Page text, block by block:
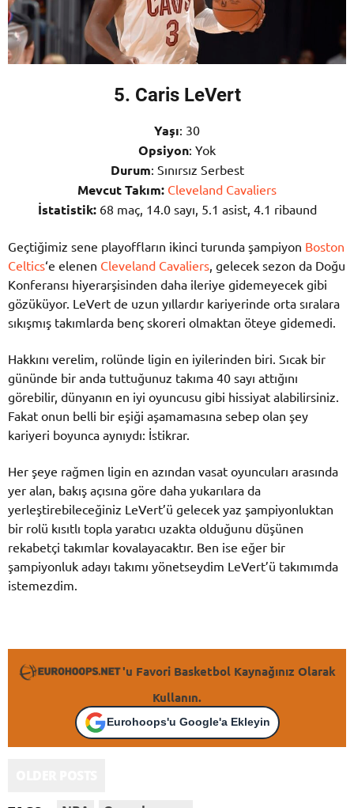
5. Caris LeVert
Yaşı: 30
Opsiyon: Yok
Durum: Sınırsız Serbest
Mevcut Takım: Cleveland Cavaliers
İstatistik:68 maç, 14.0 sayı, 5.1 asist, 4.1 ribaund
Geçtiğimiz sene playoffların ikinci turunda şampiyon Boston
Celtics‘e elenen Cleveland Cavaliers , gelecek sezon da Doğu
Konferansı hiyerarşisinden daha ileriye gidemeyecek gibi
gözüküyor. LeVert de uzun yıllardır kariyerinde orta sıralara
sıkışmış takımlarda benç skoreri olmaktan öteye gidemedi.
Hakkını verelim, rolünde ligin en iyilerinden biri. Sıcak bir
gününde bir anda tuttuğunuz takıma 40 sayı attığını
görebilir, dünyanın en iyi oyuncusu gibi hissiyat alabilirsiniz.
Fakat onun belli bir eşiği aşamamasına sebep olan şey
kariyeri boyunca aynıydı: İstikrar.
Her şeye rağmen ligin en azından vasat oyuncuları arasında
yer alan, bakış açısına göre daha yukarılara da
yerleştirebileceğiniz LeVert’ü gelecek yaz şampiyonluktan
bir rolü kısıtlı topla yaratıcı uzakta olduğunu düşünen
rekabetçi takımlar kovalayacaktır. Ben ise eğer bir
şampiyonluk adayı takımı yönetseydim LeVert’ü takımımda
istemezdim.
'u Favori Basketbol Kaynağınız Olarak
Kullanın.
Eurohoops'u Google'a Ekleyin